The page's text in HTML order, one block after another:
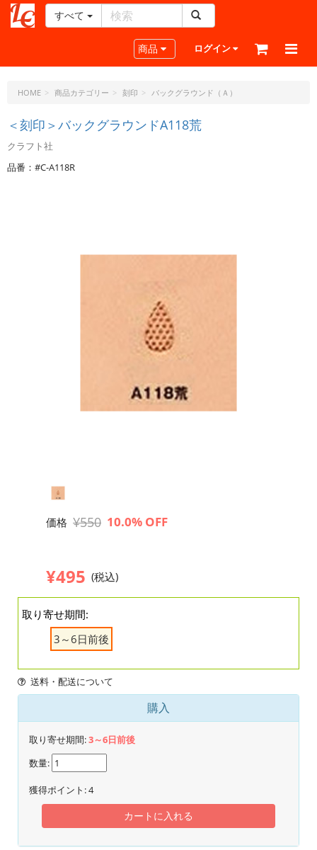
ー
ラ
ト・
ド
ッ
ト・
すべて
Toggle navigation
商品 ログイン
HOME 商品カテゴリー 刻印 バックグラウンド（Ａ）
＜刻印＞バックグラウンドA118荒
クラフト社
品番：#C-A118R
価格 ¥550 10.0% OFF
¥495 (税込)
取り寄せ期間:
3～6日前後
送料・配送について
購入
取り寄せ期間:3～6日前後
数量:
獲得ポイント:4
カートに入れる